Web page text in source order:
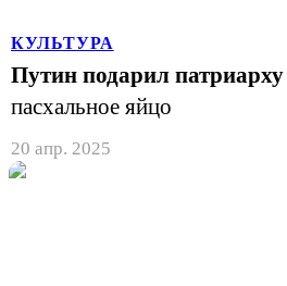
КУЛЬТУРА
Путин подарил патриарху
пасхальное яйцо
20 апр. 2025